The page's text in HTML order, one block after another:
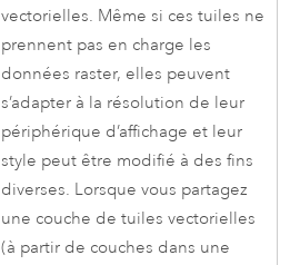
vectorielles. Même si ces tuiles ne
prennent pas en charge les
données raster, elles peuvent
s’adapter à la résolution de leur
périphérique d’affichage et leur
style peut être modifié à des fins
diverses. Lorsque vous partagez
une couche de tuiles vectorielles
(à partir de couches dans une